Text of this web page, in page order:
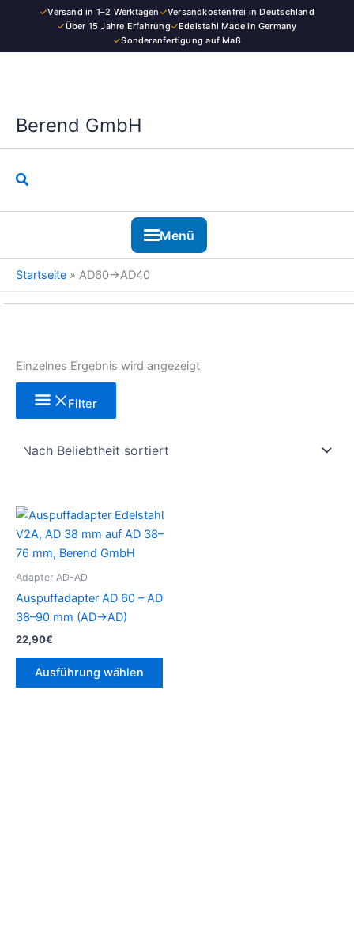
✓Versand in 1–2 Werktagen ✓Versandkostenfrei in Deutschland
✓Über 15 Jahre Erfahrung✓Edelstahl Made in Germany
✓Sonderanfertigung auf Maß
Berend GmbH
Suchen
Menü
Startseite » AD60→AD40
Einzelnes Ergebnis wird angezeigt
Filter
Adapter AD-AD
Auspuffadapter AD 60 – AD
38–90 mm (AD→AD)
22,90€
Ausführung wählen
Dieses
Produkt
auf
Kategorie